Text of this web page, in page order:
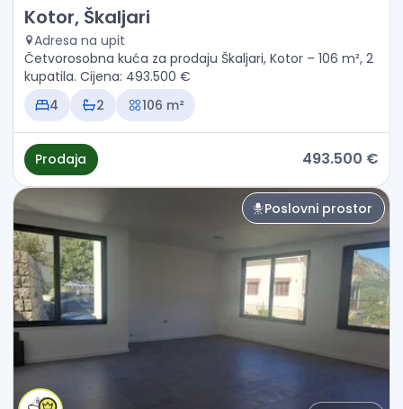
Prodaja - Kuća Kotor, Škaljari
Kotor, Škaljari
Adresa na upit
Četvorosobna kuća za prodaju Škaljari, Kotor – 106 m², 2
kupatila. Cijena: 493.500 €
4
2 106 m²
Prodaja 493.500 €
Poslovni prostor